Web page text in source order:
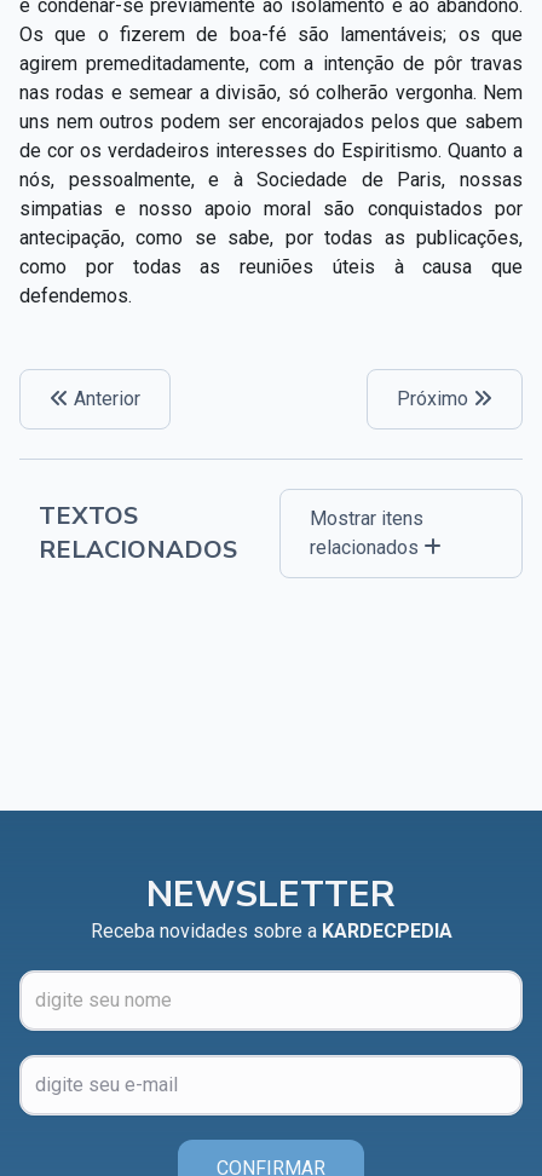
é condenar-se previamente ao isolamento e ao abandono.
Os que o fizerem de boa-fé são lamentáveis; os que
agirem premeditadamente, com a intenção de pôr travas
nas rodas e semear a divisão, só colherão vergonha. Nem
uns nem outros podem ser encorajados pelos que sabem
de cor os verdadeiros interesses do Espiritismo. Quanto a
nós, pessoalmente, e à Sociedade de Paris, nossas
simpatias e nosso apoio moral são conquistados por
antecipação, como se sabe, por todas as publicações,
como por todas as reuniões úteis à causa que
defendemos.
Anterior Próximo
TEXTOS
RELACIONADOS
Mostrar itens
relacionados
NEWSLETTER
Receba novidades sobre a KARDECPEDIA
CONFIRMAR